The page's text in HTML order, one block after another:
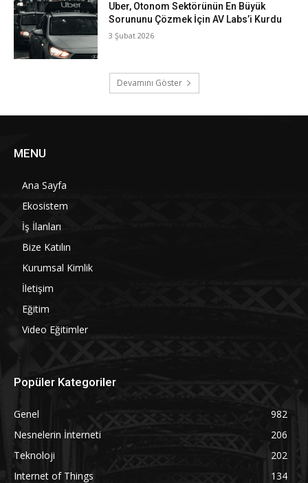
Uber, Otonom Sektörünün En Büyük
Sorununu Çözmek İçin AV Labs’i Kurdu
3 Şubat 2026
Devamını Göster
MENU
Ana Sayfa
Ekosistem
İş İlanları
Bize Katılın
Kurumsal Kimlik
İletişim
Eğitim
Video Eğitimler
Popüler Kategoriler
Genel
982
Nesnelerin İnterneti
206
Teknoloji
202
Internet of Things
134